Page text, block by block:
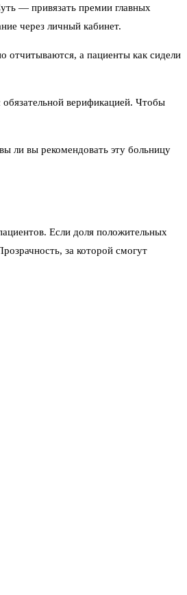
— привязать премии главных
через личный кабинет.
отчитываются, а пациенты как сидели
верификацией. Чтобы
ли вы рекомендовать эту больницу
Если доля положительных
за которой смогут